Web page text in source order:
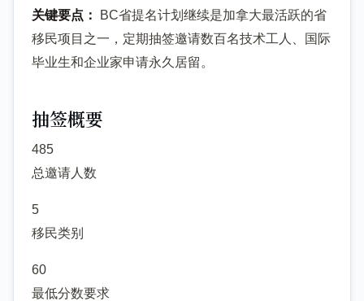
关键要点：
BC省提名计划继续是加拿大最活跃的省
移民项目之一，定期抽签邀请数百名技术工人、国际
毕业生和企业家申请永久居留。
抽签概要
485
总邀请人数
5
移民类别
60
最低分数要求